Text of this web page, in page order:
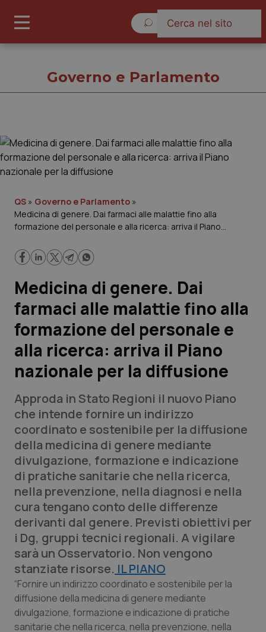
Cronache
Governo e Parlamento
Regioni e Asl
Lavoro e Professioni
Scienza e Farmaci
Studi e Analisi
Lettere al direttore
QS Pro
Professionisti Sanitari.AI
Abruzzo
Basilicata
Calabria
Campania
Emilia-Romagna
QS Pro Gold
Artrite & artrosi
Asma & BPCO
Car-T
Colesterolo & coronaropatie
QS Club Newsletter
Governo e Parlamento
QS » Governo e Parlamento »
Medicina di genere. Dai farmaci alle malattie fino alla
formazione del personale e alla ricerca: arriva il Piano
Medicina di genere. Dai
farmaci alle malattie fino alla
formazione del personale e
alla ricerca: arriva il Piano
nazionale per la diffusione
Approda in Stato Regioni il nuovo Piano
che intende fornire un indirizzo
coordinato e sostenibile per la diffusione
della medicina di genere mediante
divulgazione, formazione e indicazione
di pratiche sanitarie che nella ricerca,
nella prevenzione, nella diagnosi e nella
cura tengano conto delle differenze
derivanti dal genere. Previsti obiettivi per
i Dg, gruppi tecnici regionali. A vigilare
sarà un Osservatorio. Non vengono
stanziate risorse. IL PIANO
“Fornire un indirizzo coordinato e sostenibile per la
diffusione della medicina di genere mediante
divulgazione, formazione e indicazione di pratiche
sanitarie che nella ricerca, nella prevenzione, nella